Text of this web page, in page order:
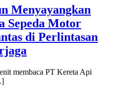
Menyayangkan
Sepeda Motor
di Perlintasan
membaca PT Kereta Api